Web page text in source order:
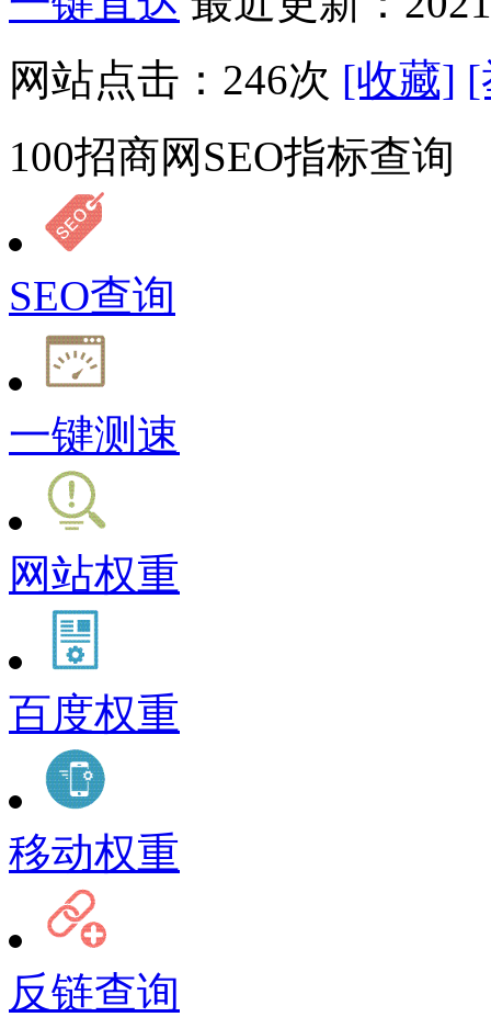
网站点击： 246次 [收藏] [
100招商网SEO指标查询
SEO查询
一键测速
网站权重
百度权重
移动权重
反链查询